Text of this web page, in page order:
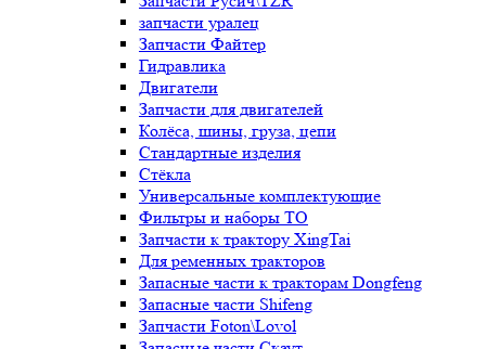
запчасти уралец
Запчасти Файтер
Гидравлика
Двигатели
Запчасти для двигателей
Колёса, шины, груза, цепи
Стандартные изделия
Стёкла
Универсальные комплектующие
Фильтры и наборы ТО
Запчасти к трактору XingTai
Для ременных тракторов
Запасные части к тракторам Dongfeng
Запасные части Shifeng
Запчасти Foton\Lovol